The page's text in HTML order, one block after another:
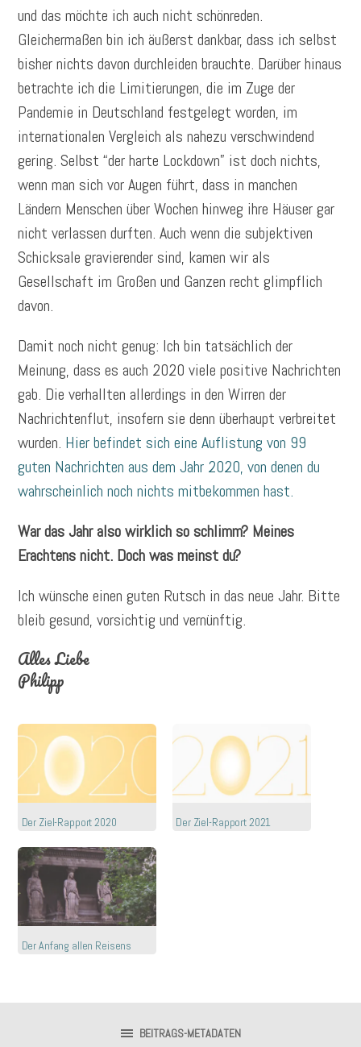
und das möchte ich auch nicht schönreden.
Gleichermaßen bin ich äußerst dankbar, dass ich selbst
bisher nichts davon durchleiden brauchte. Darüber hinaus
betrachte ich die Limitierungen, die im Zuge der
Pandemie in Deutschland festgelegt worden, im
internationalen Vergleich als nahezu verschwindend
gering. Selbst “der harte Lockdown” ist doch nichts,
wenn man sich vor Augen führt, dass in manchen
Ländern Menschen über Wochen hinweg ihre Häuser gar
nicht verlassen durften. Auch wenn die subjektiven
Schicksale gravierender sind, kamen wir als
Gesellschaft im Großen und Ganzen recht glimpflich
davon.
Damit noch nicht genug: Ich bin tatsächlich der
Meinung, dass es auch 2020 viele positive Nachrichten
gab. Die verhallten allerdings in den Wirren der
Nachrichtenflut, insofern sie denn überhaupt verbreitet
wurden. Hier befindet sich eine Auflistung von 99
guten Nachrichten aus dem Jahr 2020, von denen du
wahrscheinlich noch nichts mitbekommen hast.
War das Jahr also wirklich so schlimm? Meines
Erachtens nicht. Doch was meinst du?
Ich wünsche einen guten Rutsch in das neue Jahr. Bitte
bleib gesund, vorsichtig und vernünftig.
Alles Liebe
Philipp
Der Ziel-Rapport 2020 Der Ziel-Rapport 2021
Der Anfang allen Reisens
BEITRAGS-METADATEN